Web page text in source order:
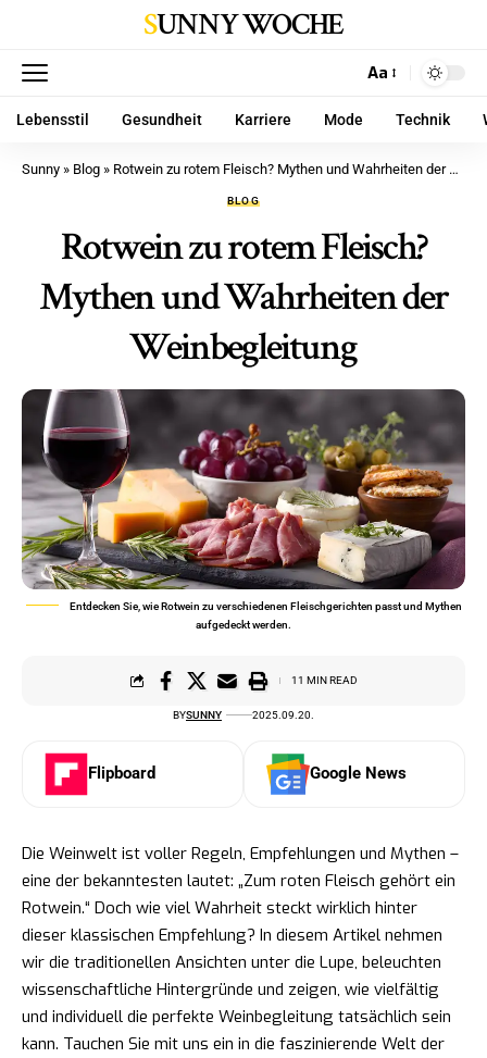
SUNNY WOCHE
Aa
Lebensstil Gesundheit Karriere Mode Technik
Sunny » Blog » Rotwein zu rotem Fleisch? Mythen und Wahrheiten der Weinbegleitung
BLOG
Rotwein zu rotem Fleisch?
Mythen und Wahrheiten der
Weinbegleitung
Entdecken Sie, wie Rotwein zu verschiedenen Fleischgerichten passt und Mythen
aufgedeckt werden.
BYSUNNY 2025.09.20.
11 MIN READ
Flipboard Google News
Die Weinwelt ist voller Regeln, Empfehlungen und Mythen –
eine der bekanntesten lautet: „Zum roten Fleisch gehört ein
Rotwein.“ Doch wie viel Wahrheit steckt wirklich hinter
dieser klassischen Empfehlung? In diesem Artikel nehmen
wir die traditionellen Ansichten unter die Lupe, beleuchten
wissenschaftliche Hintergründe und zeigen, wie vielfältig
und individuell die perfekte Weinbegleitung tatsächlich sein
kann. Tauchen Sie mit uns ein in die faszinierende Welt der